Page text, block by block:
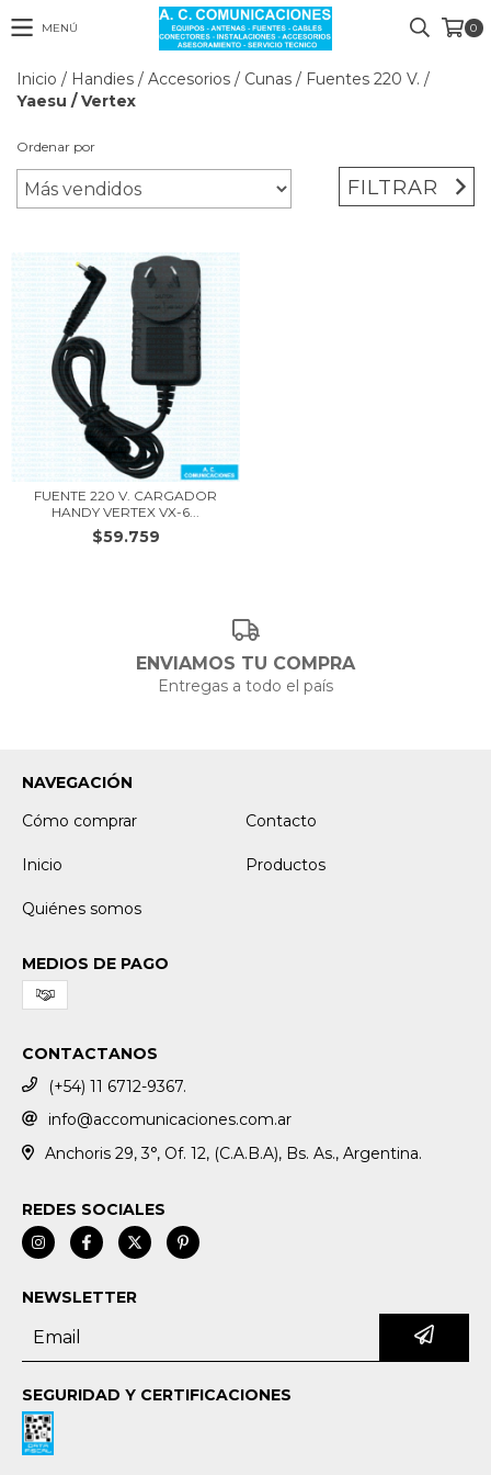
MENÚ 0
Inicio / Handies / Accesorios / Cunas / Fuentes 220 V. /
Yaesu / Vertex
Ordenar por
FILTRAR
FUENTE 220 V. CARGADOR
HANDY VERTEX VX-6...
$59.759
ENVIAMOS TU COMPRA
Entregas a todo el país
NAVEGACIÓN
Cómo comprar
Contacto
Inicio Productos
Quiénes somos
MEDIOS DE PAGO
CONTACTANOS
(+54) 11 6712-9367.
info@accomunicaciones.com.ar
Anchoris 29, 3°, Of. 12, (C.A.B.A), Bs. As., Argentina.
REDES SOCIALES
NEWSLETTER
SEGURIDAD Y CERTIFICACIONES